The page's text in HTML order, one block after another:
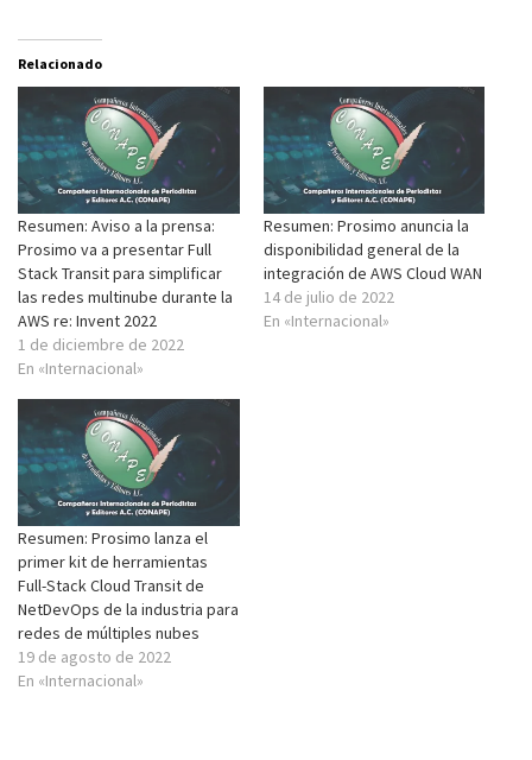
Relacionado
Resumen: Aviso a la prensa:
Prosimo va a presentar Full
Stack Transit para simplificar
las redes multinube durante la
AWS re: Invent 2022
1 de diciembre de 2022
En «Internacional»
Resumen: Prosimo anuncia la
disponibilidad general de la
integración de AWS Cloud WAN
14 de julio de 2022
En «Internacional»
Resumen: Prosimo lanza el
primer kit de herramientas
Full-Stack Cloud Transit de
NetDevOps de la industria para
redes de múltiples nubes
19 de agosto de 2022
En «Internacional»